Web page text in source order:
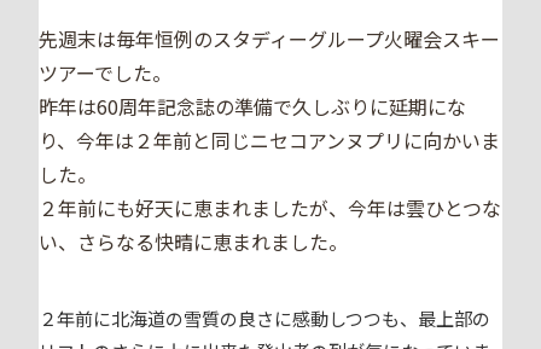
先週末は毎年恒例のスタディーグループ火曜会スキー
ツアーでした。
昨年は60周年記念誌の準備で久しぶりに延期にな
り、今年は２年前と同じニセコアンヌプリに向かいま
した。
２年前にも好天に恵まれましたが、今年は雲ひとつな
い、さらなる快晴に恵まれました。
２年前に北海道の雪質の良さに感動しつつも、最上部の